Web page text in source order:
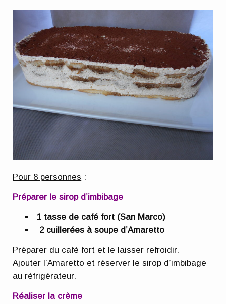
Pour 8 personnes :
Préparer le sirop d’imbibage
1 tasse de café fort (San Marco)
2 cuillerées à soupe d’Amaretto
Préparer du café fort et le laisser refroidir.
Ajouter l’Amaretto et réserver le sirop d’imbibage
au réfrigérateur.
Réaliser la crème